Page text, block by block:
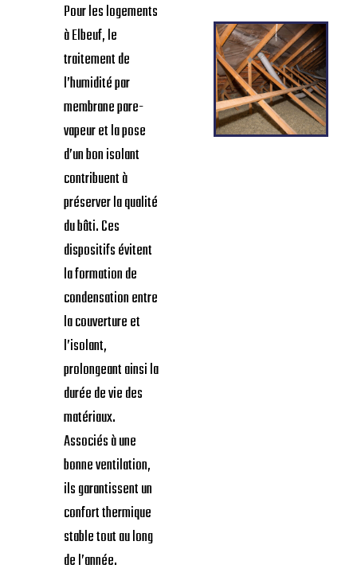
Pour les logements
à Elbeuf, le
traitement de
l’humidité par
membrane pare-
vapeur et la pose
d’un bon isolant
contribuent à
préserver la qualité
du bâti. Ces
dispositifs évitent
la formation de
condensation entre
la couverture et
l’isolant,
prolongeant ainsi la
durée de vie des
matériaux.
Associés à une
bonne ventilation,
ils garantissent un
confort thermique
stable tout au long
de l’année.